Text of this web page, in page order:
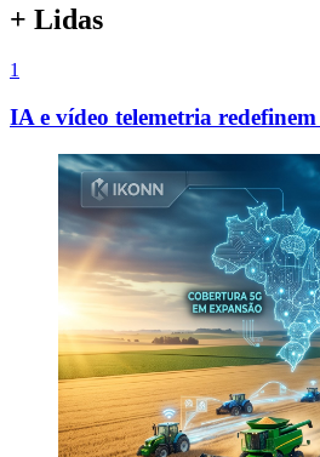
+ Lidas
1
IA e vídeo telemetria